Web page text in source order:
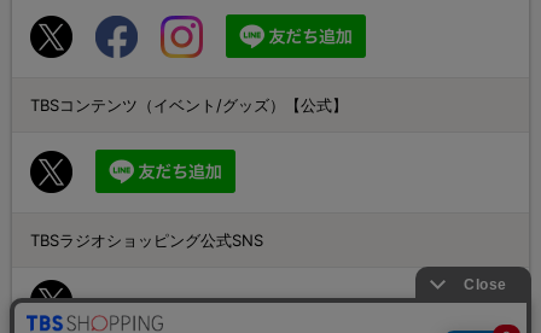
TBSコンテンツ（イベント/グッズ）【公式】
TBSラジオショッピング公式SNS